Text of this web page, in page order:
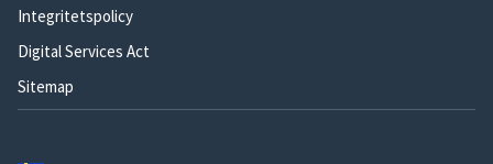
Integritetspolicy
Digital Services Act
Sitemap